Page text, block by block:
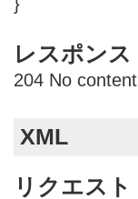
レスポンス
204 No content
XML
リクエスト